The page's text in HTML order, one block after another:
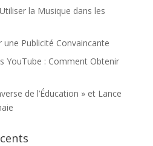
la Musique dans les
une Publicité Convaincante
YouTube : Comment Obtenir
de l’Éducation » et Lance